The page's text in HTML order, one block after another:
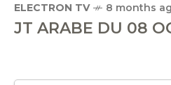
ELECTRON TV 8 months
JT ARABE DU 08